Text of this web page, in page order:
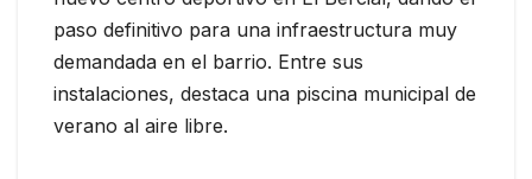
paso definitivo para una infraestructura muy
demandada en el barrio. Entre sus
instalaciones, destaca una piscina municipal de
verano al aire libre.